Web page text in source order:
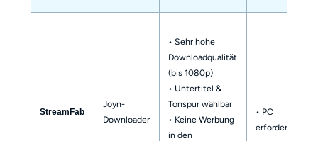
StreamFab
Joyn-
Downloader
• Sehr hohe
Downloadqualität
(bis 1080p)
• Untertitel &
Tonspur wählbar
• Keine Werbung
in den
• PC
erforderlich